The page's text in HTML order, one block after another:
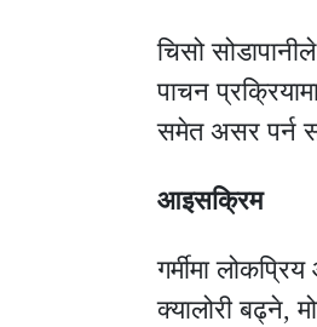
चिसो
पाचन
समेत असर पर्न
आइसक्रिम
गर्मीमा
क्यालोरी बढ्ने,